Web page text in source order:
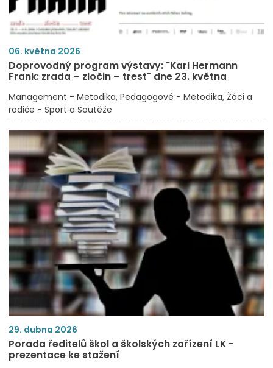
06. května 2026
Doprovodný program výstavy: "Karl Hermann
Frank: zrada – zločin – trest" dne 23. května
Management - Metodika Pedagogové - Metodika Žáci a
rodiče - Sport a Soutěže
29. dubna 2026
Porada ředitelů škol a školských zařízení LK -
prezentace ke stažení